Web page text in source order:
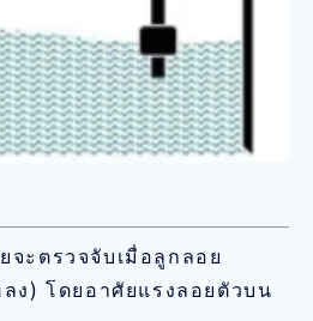
ะตรวจจับเมื่อลูกลอย
ง) โดยอาศัยแรงลอยตัวบน